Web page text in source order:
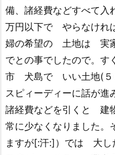
備、諸経費などすべて
万円以下で やらなけれ
婦の希望の 土地は 実
でとの事でしたので。す
市 犬島で いい土地(５
スピィーディーに話が進
諸経費などを引くと
常に少なくなりました。
ますが[:汗:]）では 大